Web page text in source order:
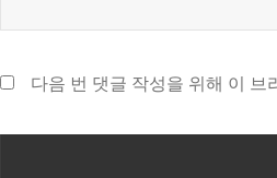
다음 번 댓글 작성을 위해 이